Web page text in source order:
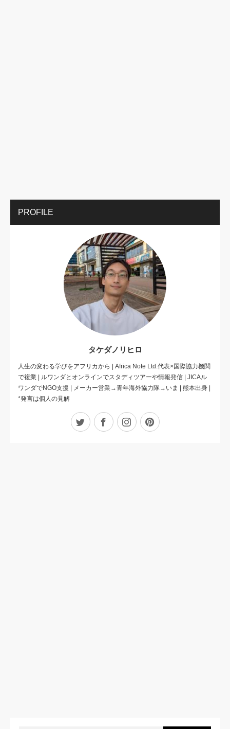
PROFILE
タケダノリヒロ
人生の変わる学びをアフリカから | Africa Note Ltd.代表×国際協力機関
で複業 | ルワンダとオンラインでスタディツアーや情報発信 | JICAル
ワンダでNGO支援 | メーカー営業→青年海外協力隊→いま | 熊本出身 |
*発言は個人の見解
Twitter FacebookInstagramPinterest